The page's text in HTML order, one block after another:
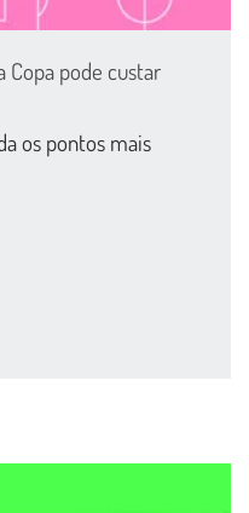
Copa pode custar
os pontos mais